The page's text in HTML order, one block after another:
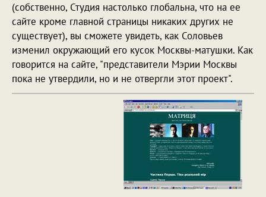
(собственно, Студия настолько глобальна, что на ее
сайте кроме главной страницы никаких других не
существует), вы сможете увидеть, как Соловьев
изменил окружающий его кусок Москвы-матушки. Как
говорится на сайте, "представители Мэрии Москвы
пока не утвердили, но и не отвергли этот проект".